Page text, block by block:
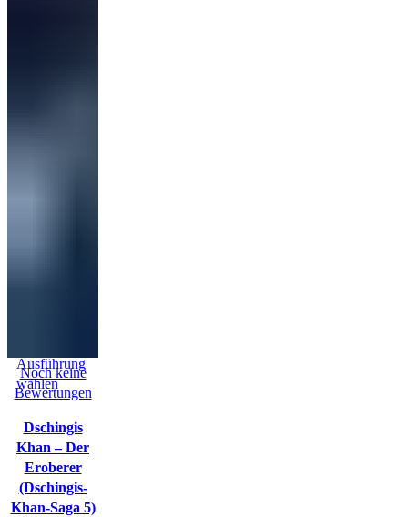
Noch keine
Bewertungen
Ausführung
wählen
Dschingis
Khan – Der
Eroberer
(Dschingis-
Khan-Saga 5)